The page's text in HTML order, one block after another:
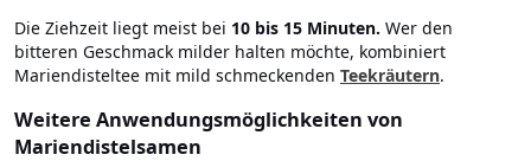
Die Ziehzeit liegt meist bei 10 bis 15 Minuten. Wer den
bitteren Geschmack milder halten möchte, kombiniert
Mariendisteltee mit mild schmeckenden Teekräutern.
Weitere Anwendungsmöglichkeiten von
Mariendistelsamen